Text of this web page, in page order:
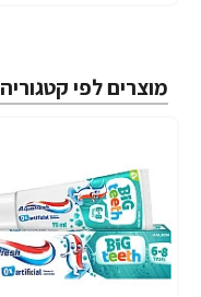
מוצרים לפי קטגוריה